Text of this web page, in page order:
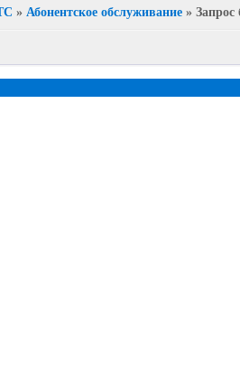
»Абонентское обслуживание »Запрос